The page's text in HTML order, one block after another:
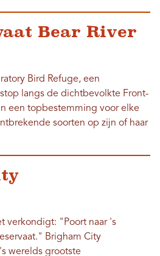
Bear River
Bird Refuge, een
langs de dichtbevolkte Front-
een topbestemming voor elke
soorten op zijn of haar
verkondigt: "Poort naar 's
Brigham City
werelds grootste